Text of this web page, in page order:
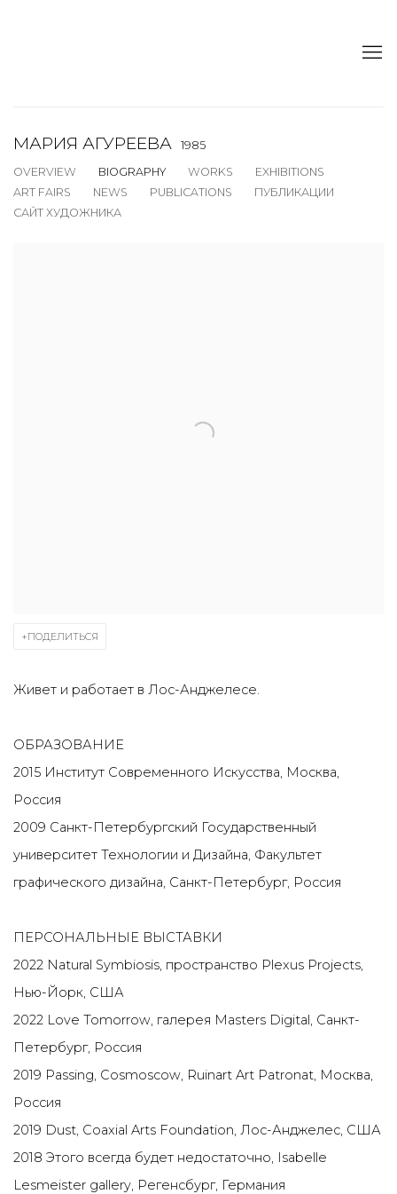
МАРИЯ АГУРЕЕВА
1985
OVERVIEW
BIOGRAPHY WORKS
EXHIBITIONS
ART FAIRS
NEWS PUBLICATIONS
ПУБЛИКАЦИИ
САЙТ ХУДОЖНИКА
ПОДЕЛИТЬСЯ
Живет и работает в Лос-Анджелесе.
ОБРАЗОВАНИЕ
2015 Институт Современного Искусства, Москва,
Россия
2009 Санкт-Петербургский Государственный
университет Технологии и Дизайна, Факультет
графического дизайна, Санкт-Петербург, Россия
ПЕРСОНАЛЬНЫЕ ВЫСТАВКИ
2022 Natural Symbiosis, пространство Plexus Projects,
Нью-Йорк, США
2022 Love Tomorrow, галерея Masters Digital, Санкт-
Петербург, Россия
2019 Passing, Cosmoscow, Ruinart Art Patronat, Москва,
Россия
2019 Dust, Coaxial Arts Foundation, Лос-Анджелес, США
2018 Этого всегда будет недостаточно, Isabelle
Lesmeister gallery, Регенсбург, Германия